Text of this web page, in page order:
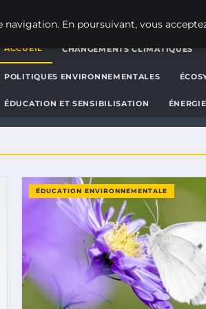
ACCUEIL CHANGEMENTS CLIMATIQUES
POLITIQUES ENVIRONNEMENTALES
ÉDUCATION ET SENSIBILISATION
ÉDUCATION ENVIRONNEMENTALE
En poursuivant, vous